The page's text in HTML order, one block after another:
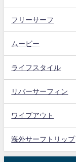
フリーサーフ
ムービー
ライフスタイル
リバーサーフィン
ワイプアウト
海外サーフトリップ